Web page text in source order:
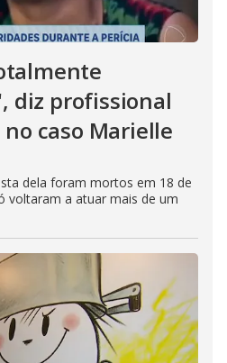
diz profissional
caso Marielle
dela foram mortos em 18 de
voltaram a atuar mais de um